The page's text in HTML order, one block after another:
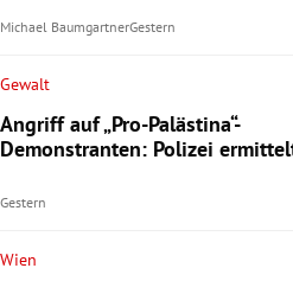
Michael BaumgartnerGestern
Gewalt
Angriff auf „Pro-Palästina“-
Demonstranten: Polizei
Gestern
Wien